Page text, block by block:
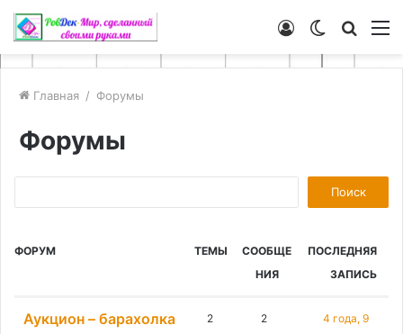
Switch
Войти
Главная / Форумы
Форумы
ФОРУМ ТЕМЫ
СООБЩЕ
НИЯ
ПОСЛЕДНЯЯ
ЗАПИСЬ
Аукцион – барахолка 2 2
4 года, 9